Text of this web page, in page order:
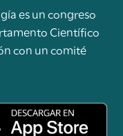
es un congreso
Científico
con un comité